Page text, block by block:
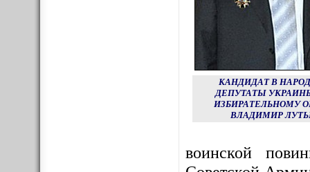
КАНДИДАТ В
ДЕПУТАТЫ
ИЗБИРАТЕЛЬНОМУ
ВЛАДИМИР
воинской